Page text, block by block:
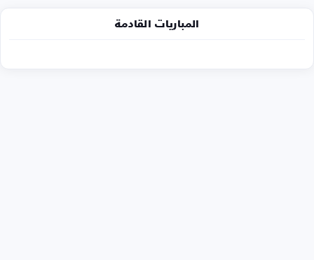
المباريات القادمة